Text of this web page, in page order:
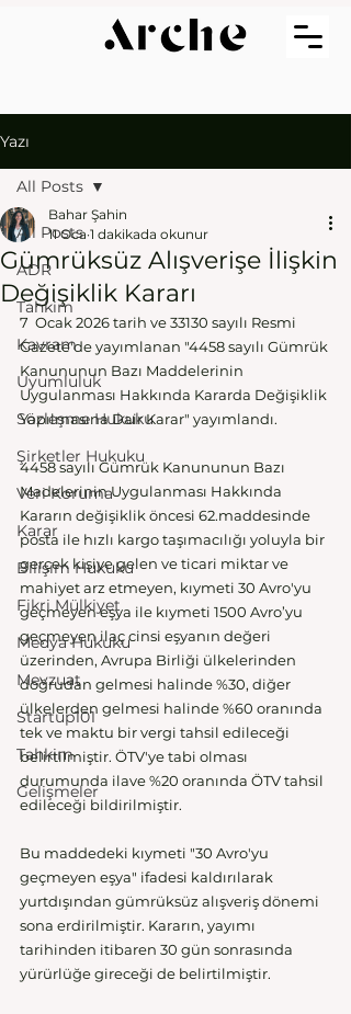
Yazı
All Posts
ADR
Tahkim
Kavram
Uyumluluk
Sözleşme Hukuku
Şirketler Hukuku
Veri Koruma
Karar
Bilişim Hukuku
Fikri Mülkiyet
Medya Hukuku
Mevzuat
Startup101
Tahkim
Gelişmeler
All Posts
Gümrüksüz Alışverişe İlişkin
Değişiklik Kararı
Bahar Şahin
11 Oca 1 dakikada okunur
7  Ocak 2026 tarih ve 33130 sayılı Resmi
Gazete'de yayımlanan "4458 sayılı Gümrük
Kanununun Bazı Maddelerinin
Uygulanması Hakkında Kararda Değişiklik
Yapılmasına Dair Karar" yayımlandı.
4458 sayılı Gümrük Kanununun Bazı
Madelerinin Uygulanması Hakkında
Kararın değişiklik öncesi 62.maddesinde
posta ile hızlı kargo taşımacılığı yoluyla bir
gerçek kişiye gelen ve ticari miktar ve
mahiyet arz etmeyen, kıymeti 30 Avro'yu
geçmeyen eşya ile kıymeti 1500 Avro’yu
geçmeyen ilaç cinsi eşyanın değeri
üzerinden, Avrupa Birliği ülkelerinden
doğrudan gelmesi halinde %30, diğer
ülkelerden gelmesi halinde %60 oranında
tek ve maktu bir vergi tahsil edileceği
belirtilmiştir. ÖTV'ye tabi olması
durumunda ilave %20 oranında ÖTV tahsil
edileceği bildirilmiştir.
Bu maddedeki kıymeti "30 Avro'yu
geçmeyen eşya" ifadesi kaldırılarak
yurtdışından gümrüksüz alışveriş dönemi
sona erdirilmiştir. Kararın, yayımı
tarihinden itibaren 30 gün sonrasında
yürürlüğe gireceği de belirtilmiştir.